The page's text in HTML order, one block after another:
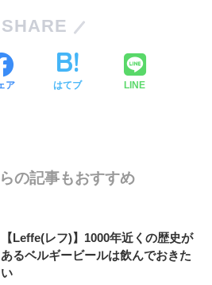
SHARE
ア はてブ LINE
の記事もおすすめ
【Leffe(レフ)】1000年近くの歴史が
あるベルギービールは飲んでおきた
い